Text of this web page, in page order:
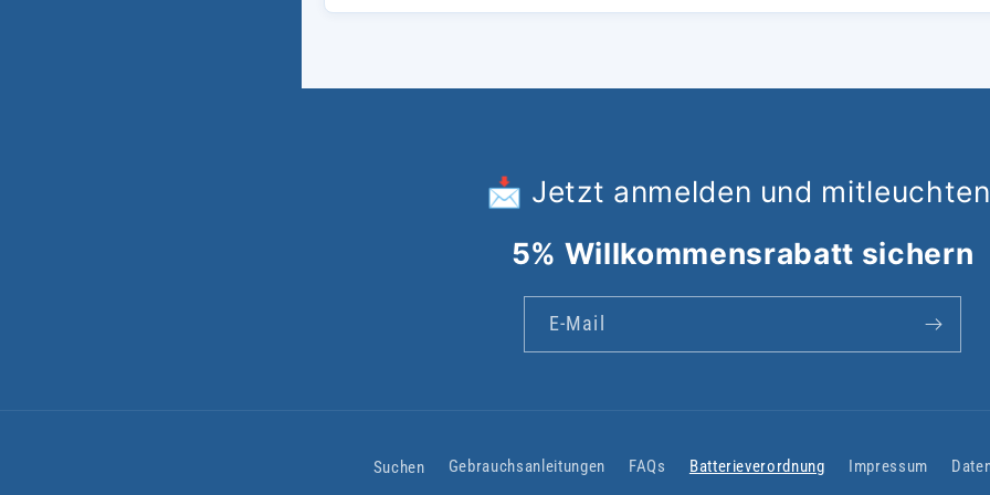
📩 Jetzt anmelden und
5% Willkommensrabatt sichern
E-Mail
Suchen Gebrauchsanleitungen FAQs Batterieverordnung Impressum